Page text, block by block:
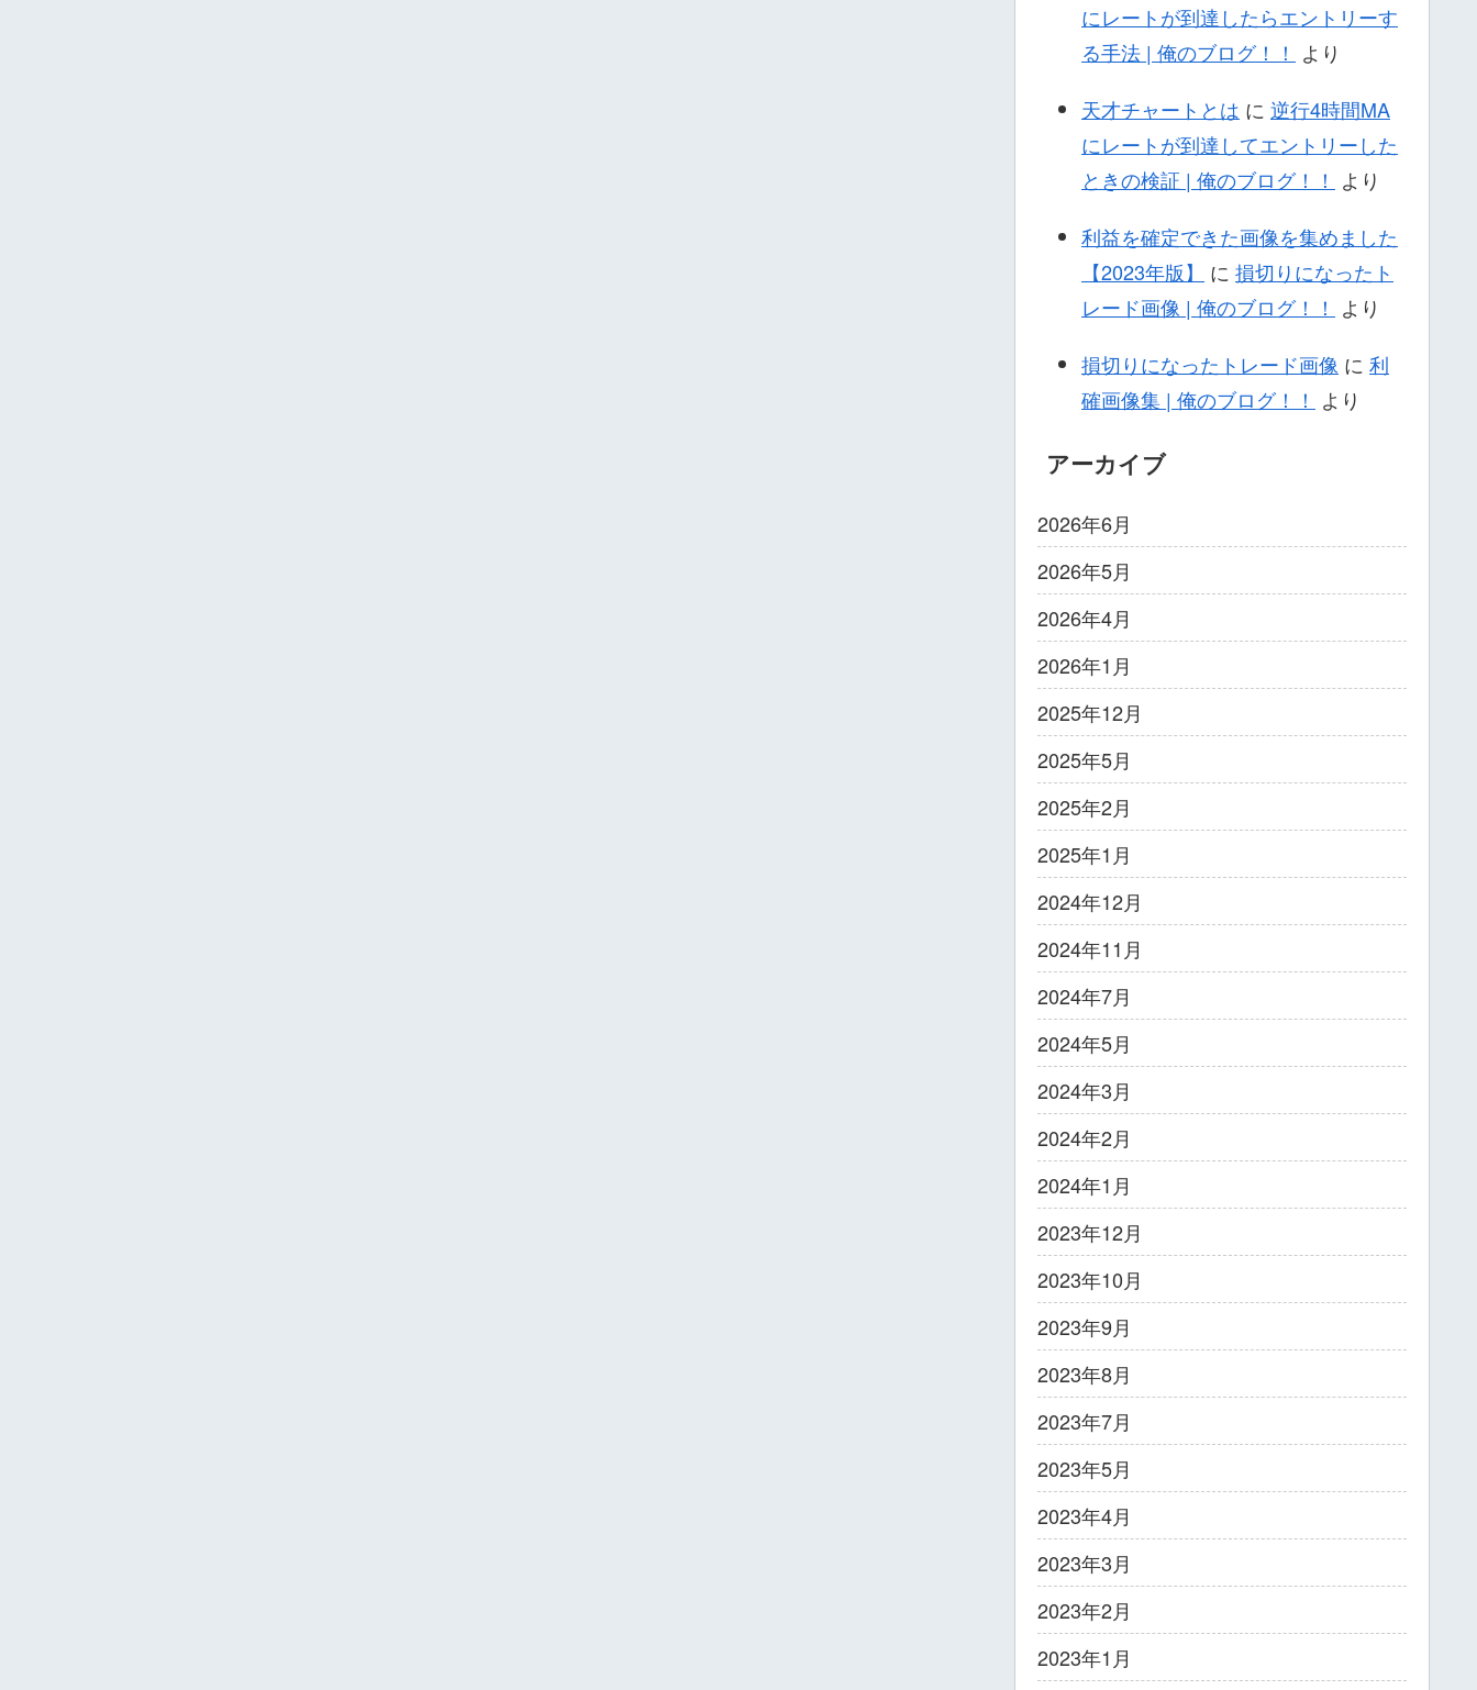
にレートが到達したらエントリーす
る手法 | 俺のブログ！！ より
天才チャートとは に 逆行4時間MA
にレートが到達してエントリーした
ときの検証 | 俺のブログ！！ より
利益を確定できた画像を集めました
【2023年版】
に 損切りになったト
レード画像 | 俺のブログ！！ より
損切りになったトレード画像 に 利
確画像集 | 俺のブログ！！ より
アーカイブ
2026年6月
2026年5月
2026年4月
2026年1月
2025年12月
2025年5月
2025年2月
2025年1月
2024年12月
2024年11月
2024年7月
2024年5月
2024年3月
2024年2月
2024年1月
2023年12月
2023年10月
2023年9月
2023年8月
2023年7月
2023年5月
2023年4月
2023年3月
2023年2月
2023年1月